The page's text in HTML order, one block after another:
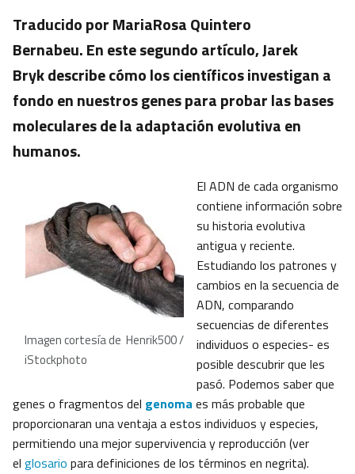
Traducido por MariaRosa Quintero
Bernabeu. En este segundo artículo, Jarek
Bryk describe cómo los científicos investigan a
fondo en nuestros genes para probar las bases
moleculares de la adaptación evolutiva en
humanos.
Imagen cortesía de Henrik500 /
iStockphoto
El ADN de cada organismo
contiene información sobre
su historia evolutiva
antigua y reciente.
Estudiando los patrones y
cambios en la secuencia de
ADN, comparando
secuencias de diferentes
individuos o especies- es
posible descubrir que les
pasó. Podemos saber que
genes o fragmentos del genoma es más probable que
proporcionaran una ventaja a estos individuos y especies,
permitiendo una mejor supervivencia y reproducción (ver
el glosario para definiciones de los términos en negrita).